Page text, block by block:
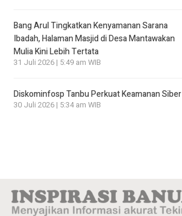
Bang Arul Tingkatkan Kenyamanan Sarana
Ibadah, Halaman Masjid di Desa Mantawakan
Mulia Kini Lebih Tertata
31 Juli 2026 | 5:49 am WIB
Diskominfosp Tanbu Perkuat Keamanan Siber
30 Juli 2026 | 5:34 am WIB